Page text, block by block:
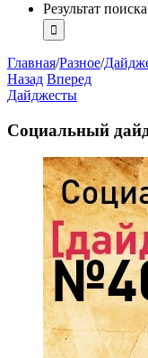
Результат
Главная/Разное/
Назад Вперед
Дайджесты
Социальный